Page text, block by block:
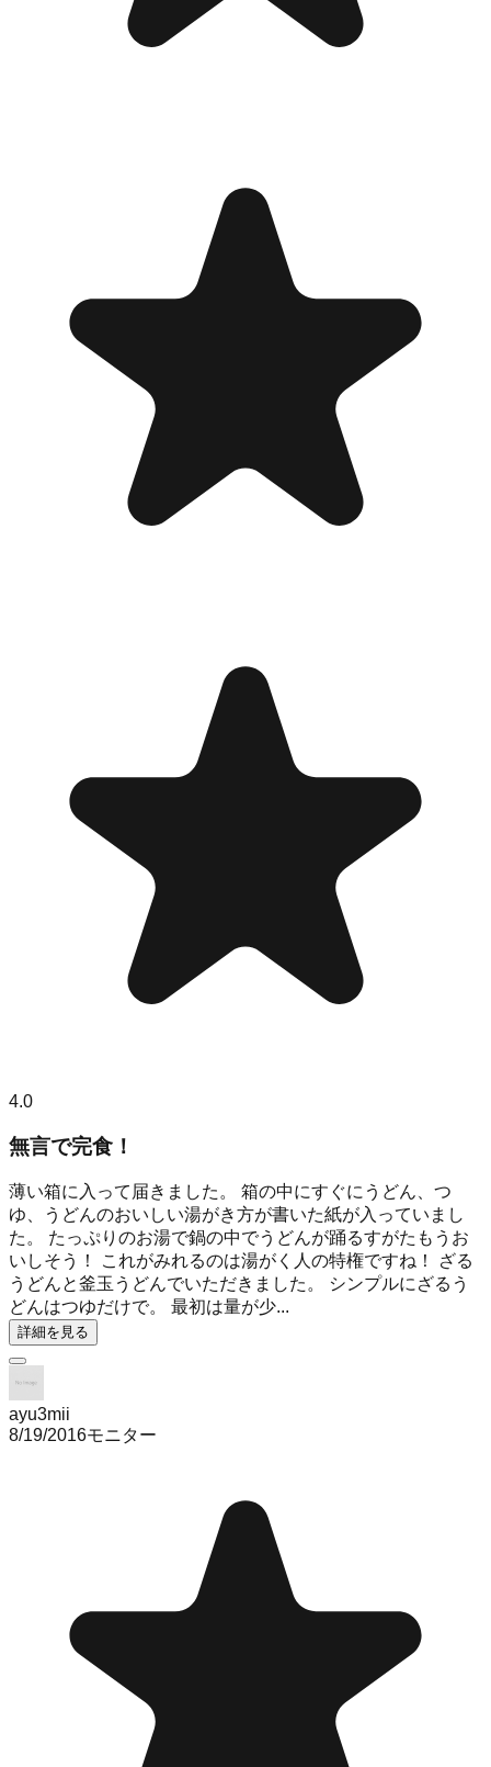
4.0
無言で完食！
薄い箱に入って届きました。 箱の中にすぐにうどん、つ
ゆ、うどんのおいしい湯がき方が書いた紙が入っていまし
た。 たっぷりのお湯で鍋の中でうどんが踊るすがたもうお
いしそう！ これがみれるのは湯がく人の特権ですね！ ざる
うどんと釜玉うどんでいただきました。 シンプルにざるう
どんはつゆだけで。 最初は量が少...
詳細を見る
ayu3mii
8/19/2016モニター